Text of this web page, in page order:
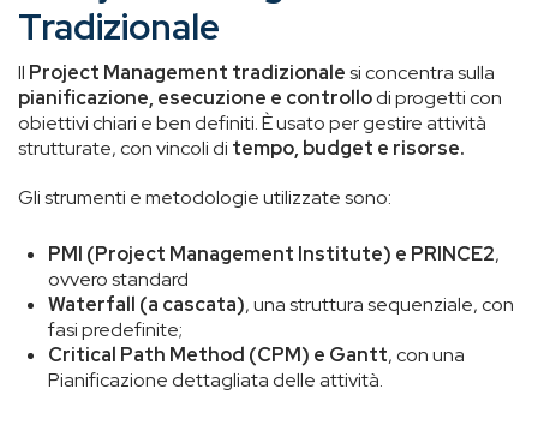
Tradizionale
Il Project Management tradizionalesi concentra sulla
pianificazione, esecuzione e controllodi progetti con
obiettivi chiari e ben definiti. È usato per gestire attività
strutturate, con vincoli di tempo, budget e risorse.
Gli strumenti e metodologie utilizzate sono:
PMI (Project Management Institute) e PRINCE2,
ovvero standard
Waterfall (a cascata), una struttura sequenziale, con
fasi predefinite;
Critical Path Method (CPM) e Gantt, con una
Pianificazione dettagliata delle attività.